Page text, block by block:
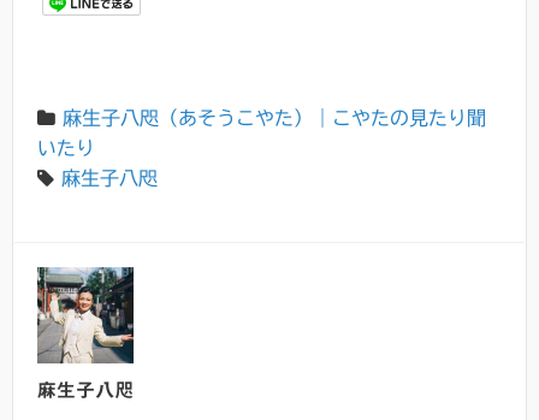
麻生子八咫（あそうこやた）｜こやたの見たり聞
いたり
麻生子八咫
麻生子八咫